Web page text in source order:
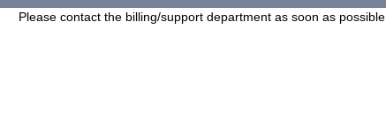
Please contact the billing/support department as soon as possible.